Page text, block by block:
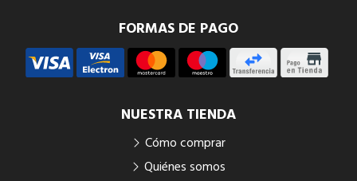
FORMAS DE PAGO
NUESTRA TIENDA
Cómo comprar
Quiénes somos